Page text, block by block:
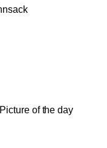
Picture of the day